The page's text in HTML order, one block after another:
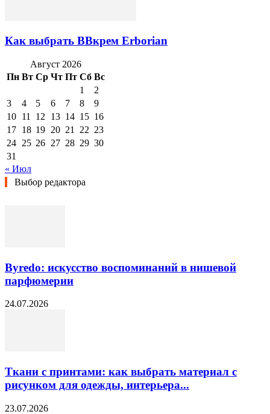
Как выбрать BBкрем Erborian
Август 2026
Пн Вт Ср Чт Пт Сб Вс
1
2
3
4 5 6 7 8
9
10 11 12 13 14 15 16
17 18 19 20 21 22 23
24 25 26 27 28 29 30
31
« Июл
Выбор редактора
Byredo: искусство воспоминаний в нишевой
парфюмерии
24.07.2026
Ткани с принтами: как выбрать материал с
рисунком для одежды, интерьера...
23.07.2026